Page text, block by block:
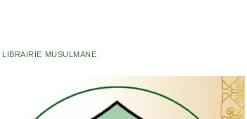
LIBRAIRIE MUSULMANE